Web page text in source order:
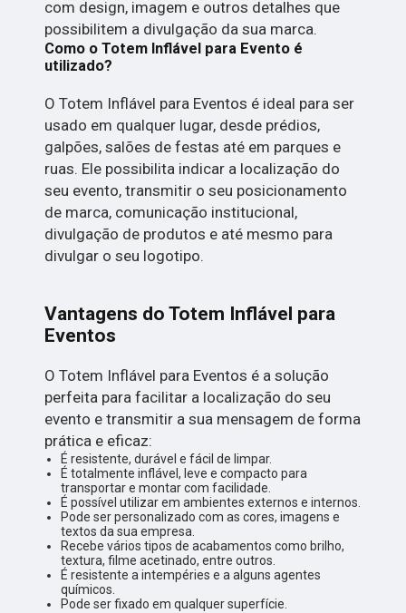
com design, imagem e outros detalhes que
possibilitem a divulgação da sua marca.
Como o Totem Inflável para Evento é
utilizado?
O Totem Inflável para Eventos é ideal para ser
usado em qualquer lugar, desde prédios,
galpões, salões de festas até em parques e
ruas. Ele possibilita indicar a localização do
seu evento, transmitir o seu posicionamento
de marca, comunicação institucional,
divulgação de produtos e até mesmo para
divulgar o seu logotipo.
Vantagens do Totem Inflável para
Eventos
O Totem Inflável para Eventos é a solução
perfeita para facilitar a localização do seu
evento e transmitir a sua mensagem de forma
prática e eficaz:
É resistente, durável e fácil de limpar.
É totalmente inflável, leve e compacto para
transportar e montar com facilidade.
É possível utilizar em ambientes externos e internos.
Pode ser personalizado com as cores, imagens e
textos da sua empresa.
Recebe vários tipos de acabamentos como brilho,
textura, filme acetinado, entre outros.
É resistente a intempéries e a alguns agentes
químicos.
Pode ser fixado em qualquer superfície.